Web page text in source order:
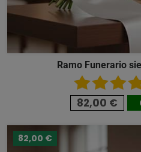
Ramo Funerario
82,00 €
82,00 €